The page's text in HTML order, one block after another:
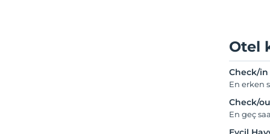
Otel
Check/in
En erken
Check/
En geç